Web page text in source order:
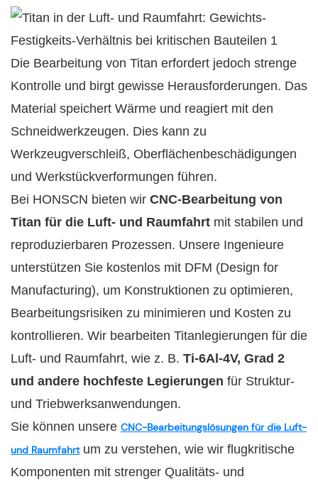
Die Bearbeitung von Titan erfordert jedoch strenge
Kontrolle und birgt gewisse Herausforderungen. Das
Material speichert Wärme und reagiert mit den
Schneidwerkzeugen. Dies kann zu
Werkzeugverschleiß, Oberflächenbeschädigungen
und Werkstückverformungen führen.
Bei HONSCN bieten wir CNC-Bearbeitung von
Titan für die Luft- und Raumfahrt mit stabilen und
reproduzierbaren Prozessen. Unsere Ingenieure
unterstützen Sie kostenlos mit DFM (Design for
Manufacturing), um Konstruktionen zu optimieren,
Bearbeitungsrisiken zu minimieren und Kosten zu
kontrollieren. Wir bearbeiten Titanlegierungen für die
Luft- und Raumfahrt, wie z. B. Ti-6Al-4V, Grad 2
und andere hochfeste Legierungen für Struktur-
und Triebwerksanwendungen.
Sie können unsere CNC-Bearbeitungslösungen für die Luft-
und Raumfahrtum zu verstehen, wie wir flugkritische
Komponenten mit strenger Qualitäts- und